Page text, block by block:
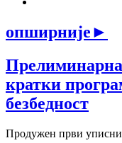
опширније►
Прелиминарна
кратки
безбедност
Продужен први